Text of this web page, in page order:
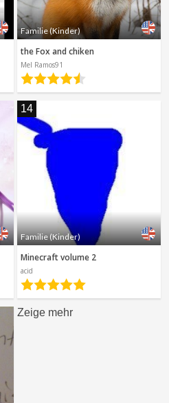
Familie (Kinder)
the Fox and chiken
Mel Ramos91
14
Familie (Kinder)
Minecraft volume 2
acid
Zeige mehr